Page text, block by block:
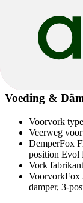
Voeding &
Voorvork type
Veerweg
DemperFox
position Evol
Vork fabrikant
VoorvorkFox
damper, 3-